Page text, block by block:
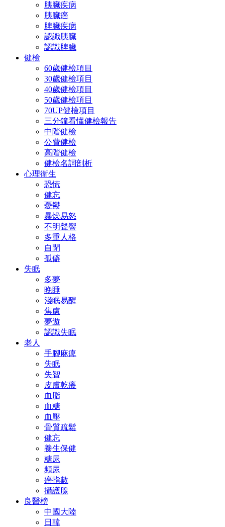
胰臟疾病
胰臟癌
脾臟疾病
認識胰臟
認識脾臟
健檢
60歲健檢項目
30歲健檢項目
40歲健檢項目
50歲健檢項目
70UP健檢項目
三分鐘看懂健檢報告
中階健檢
公費健檢
高階健檢
健檢名詞剖析
心理衛生
恐慌
健忘
憂鬱
暴燥易怒
不明聲響
多重人格
自閉
孤僻
失眠
多夢
晚睡
淺眠易醒
焦慮
夢遊
認識失眠
老人
手腳麻痺
失眠
失智
皮膚乾癢
血脂
血糖
血壓
骨質疏鬆
健忘
養生保健
糖尿
頻尿
癌指數
攝護腺
良醫榜
中國大陸
日韓